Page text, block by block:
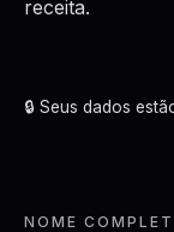
receita.
🔒 Seus dados
NOME